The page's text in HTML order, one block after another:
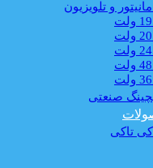
مانیتور و تلویزیون
صنعتی
تاکی